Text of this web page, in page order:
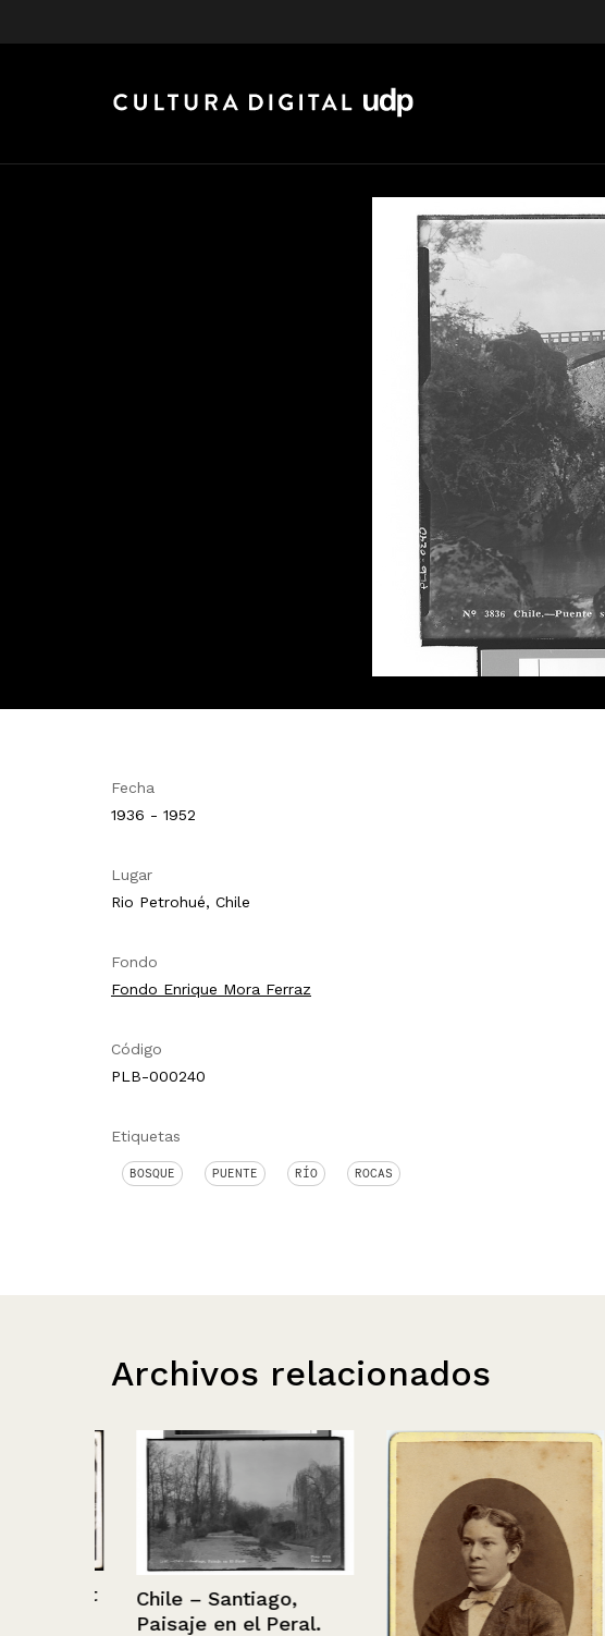
Fecha
1936 - 1952
Lugar
Rio Petrohué, Chile
Fondo
Fondo Enrique Mora Ferraz
Código
PLB-000240
Etiquetas
BOSQUE PUENTE RÍO ROCAS
Archivos relacionados
Chile – Santiago,
Paisaje en el Peral.